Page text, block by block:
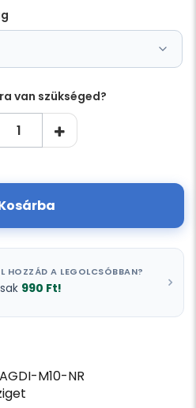
van szükséged?
HOZZÁD A LEGOLCSÓBBAN?
990 Ft!
M10-NR